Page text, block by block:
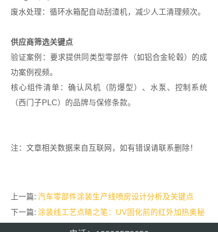
废水处理：循环水箱配自动刮渣机，减少人工清理频次。
供应商筛选关键点
验证案例：要求提供同类型零部件（如铝合金轮毂）的成
功案例视频。
核心组件清单：确认风机（防爆型）、水泵、控制系统
（西门子PLC）的品牌与保修条款。
注：文章相关数据来自互联网，如有错误请联系删除！
上一篇: 汽车零部件涂装生产线喷房设计分析及关键点
下一篇: 涂装线工艺点睛之笔：UV固化前的红外加热奥秘